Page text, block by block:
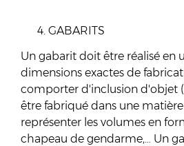
GABARITS
Un gabarit doit être réalisé en
dimensions exactes de
comporter d'inclusion d'objet
être fabriqué dans une
représenter les volumes en
chapeau de gendarme,… Un